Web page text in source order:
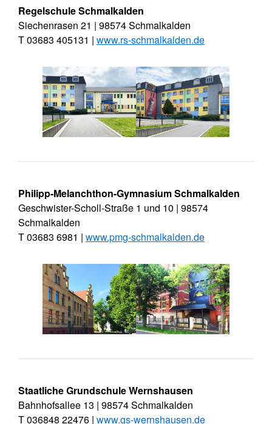
Regelschule Schmalkalden
Siechenrasen 21 | 98574 Schmalkalden
T 03683 405131 | www.rs-schmalkalden.de
Philipp-Melanchthon-Gymnasium Schmalkalden
Geschwister-Scholl-Straße 1 und 10 | 98574
Schmalkalden
T 03683 6981 | www.pmg-schmalkalden.de
Staatliche Grundschule Wernshausen
Bahnhofsallee 13 | 98574 Schmalkalden
T 036848 22476 | www.gs-wernshausen.de